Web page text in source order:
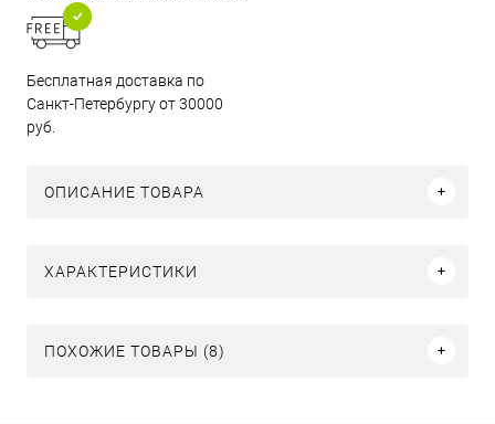
Бесплатная доставка по
Санкт-Петербургу от 30000
руб.
ОПИСАНИЕ ТОВАРА
ХАРАКТЕРИСТИКИ
ПОХОЖИЕ ТОВАРЫ (8)